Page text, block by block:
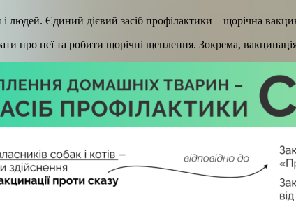
людей. Єдиний дієвий засіб профілактики – щорічна
про неї та робити щорічні щеплення. Зокрема,